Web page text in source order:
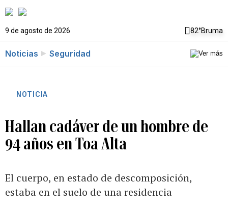
9 de agosto de 2026 82°Bruma
Noticias Seguridad
NOTICIA
Hallan cadáver de un hombre de
94 años en Toa Alta
El cuerpo, en estado de descomposición,
estaba en el suelo de una residencia